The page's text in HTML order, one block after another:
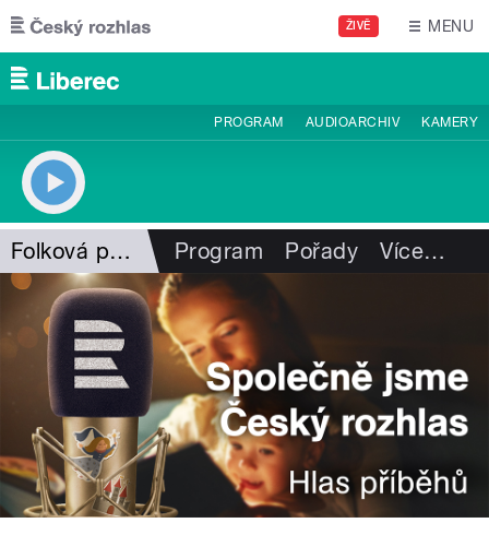
Přejít k hlavnímu obsahu
ŽIVĚ MENU
PROGRAM AUDIOARCHIV KAMERY
Folková pohlazení Program Pořady Více…